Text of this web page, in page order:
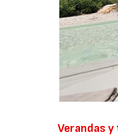
Verandas